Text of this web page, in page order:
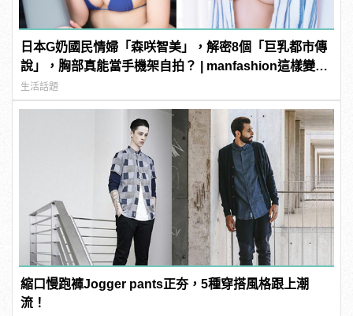
日本G奶國民情婦「森咲智美」，解密8個「巨乳都市傳
說」，胸部真能當手機架自拍？ | manfashion這樣變型
男
生活話題
縮口慢跑褲Jogger pants正夯，5種穿搭風格跟上潮
流！